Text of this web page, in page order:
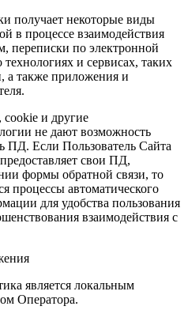
получает некоторые виды
в процессе взаимодействия
переписки по электронной
и сервисах, таких
а также приложения и
и другие
не дают возможность
ПД. Если Пользователь Сайта
свои ПД,
формы обратной связи, то
процессы автоматического
для удобства пользования
взаимодействия с
является локальным
Оператора.